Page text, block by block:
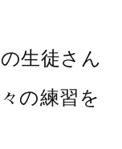
生徒さん
の練習を